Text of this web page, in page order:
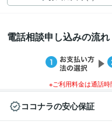
電話相談申し込みの流れ
※ご利用料金は通話
ココナラの安心保証